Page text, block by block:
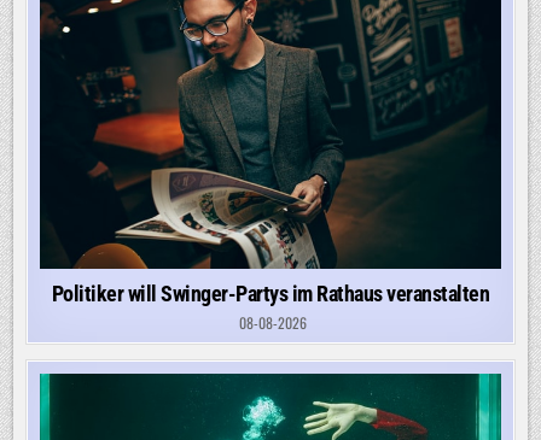
Politiker will Swinger-Partys im Rathaus veranstalten
08-08-2026